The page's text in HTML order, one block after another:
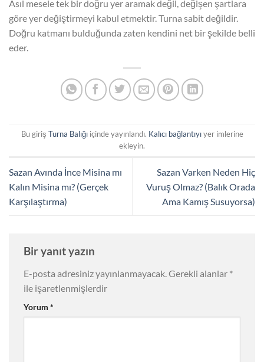
Asıl mesele tek bir doğru yer aramak değil, değişen şartlara
göre yer değiştirmeyi kabul etmektir. Turna sabit değildir.
Doğru katmanı bulduğunda zaten kendini net bir şekilde belli
eder.
Bu giriş Turna Balığıiçinde yayınlandı. Kalıcı bağlantıyıyer imlerine
ekleyin.
Sazan Avında İnce Misina mı
Kalın Misina mı? (Gerçek
Karşılaştırma)
Sazan Varken Neden Hiç
Vuruş Olmaz? (Balık Orada
Ama Kamış Susuyorsa)
Bir yanıt yazın
E-posta adresiniz yayınlanmayacak. Gerekli alanlar *
ile işaretlenmişlerdir
Yorum *